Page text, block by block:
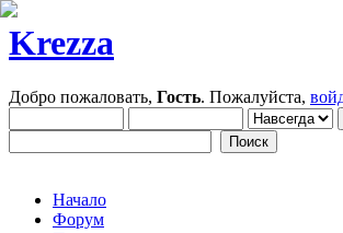
Krezza
Добро пожаловать, Гость. Пожалуйста,
Начало
Форум